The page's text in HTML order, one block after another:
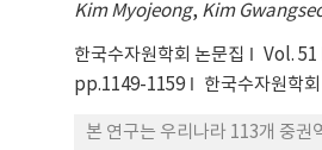
SDP)과 RO를 결합하는
고, 이를 최근 4년간 가뭄을 겪
였다. 즉, 비정상성이 반영된 미
원그림을 사용하여 과거 유입량
Kim Myojeong, Kim
한국수자원학회 논문집
Vol. 51
pp.1149-1159
한국수자원학회
본 연구는 우리나라 113개 중권